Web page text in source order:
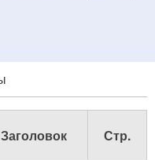
Заголовок Стр.